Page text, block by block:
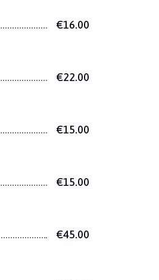
€16.00
€22.00
€15.00
€15.00
€45.00